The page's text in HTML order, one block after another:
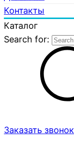
Контакты
Каталог
Search for:
Заказать звонок